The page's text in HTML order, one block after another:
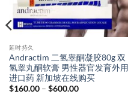
延时持久
Andractim 二氢睾酮凝胶80g 双
氢睾丸酮软膏 男性器官发育外用
进口药 新加坡在线购买
$160.00 – $600.00Price